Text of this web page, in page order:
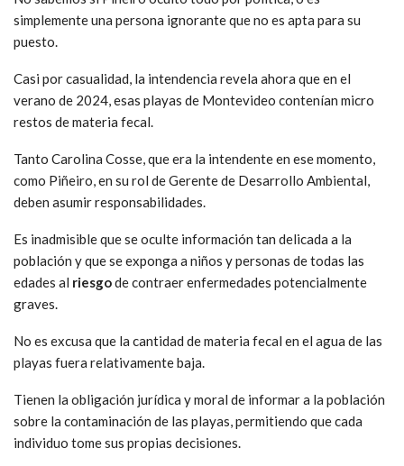
simplemente una persona ignorante que no es apta para su
puesto.
Casi por casualidad, la intendencia revela ahora que en el
verano de 2024, esas playas de Montevideo contenían micro
restos de materia fecal.
Tanto Carolina Cosse, que era la intendente en ese momento,
como Piñeiro, en su rol de Gerente de Desarrollo Ambiental,
deben asumir responsabilidades.
Es inadmisible que se oculte información tan delicada a la
población y que se exponga a niños y personas de todas las
edades al riesgode contraer enfermedades potencialmente
graves.
No es excusa que la cantidad de materia fecal en el agua de las
playas fuera relativamente baja.
Tienen la obligación jurídica y moral de informar a la población
sobre la contaminación de las playas, permitiendo que cada
individuo tome sus propias decisiones.